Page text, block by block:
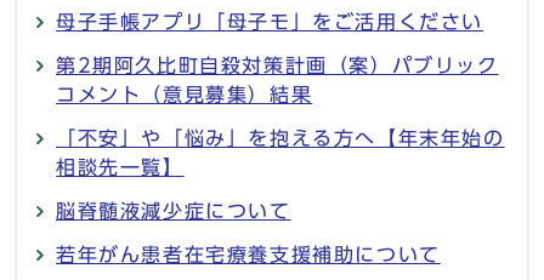
母子手帳アプリ「母子モ」をご活用ください
第2期阿久比町自殺対策計画（案）パブリック
コメント（意見募集）結果
「不安」や「悩み」を抱える方へ【年末年始の
相談先一覧】
脳脊髄液減少症について
若年がん患者在宅療養支援補助について